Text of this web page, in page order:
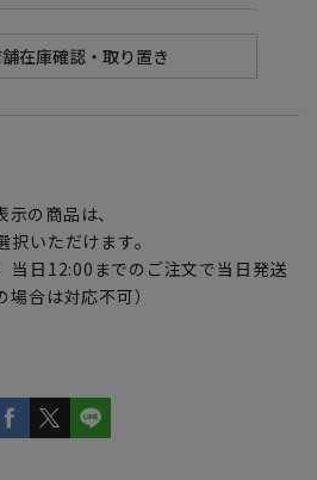
示の商品は、
いただけます。
当日12:00までのご注文で当日発送
合は対応不可）